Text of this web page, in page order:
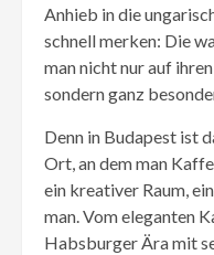
Anhieb in die
schnell merken: Die
man nicht nur auf
sondern ganz
Denn in Budapest ist
Ort, an dem man
ein kreativer Raum,
man. Vom eleganten
Habsburger Ära mit